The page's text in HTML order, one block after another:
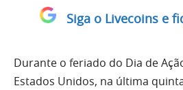
Siga o Livecoins e
Durante o feriado do Dia de
Estados Unidos, na última